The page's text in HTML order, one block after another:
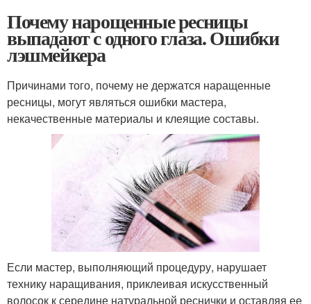
Почему нарощенные ресницы
выпадают с одного глаза. Ошибки
лэшмейкера
Причинами того, почему не держатся наращенные
ресницы, могут являться ошибки мастера,
некачественные материалы и клеящие составы.
Если мастер, выполняющий процедуру, нарушает
технику наращивания, приклеивая искусственный
волосок к середине натуральной реснички и оставляя ее